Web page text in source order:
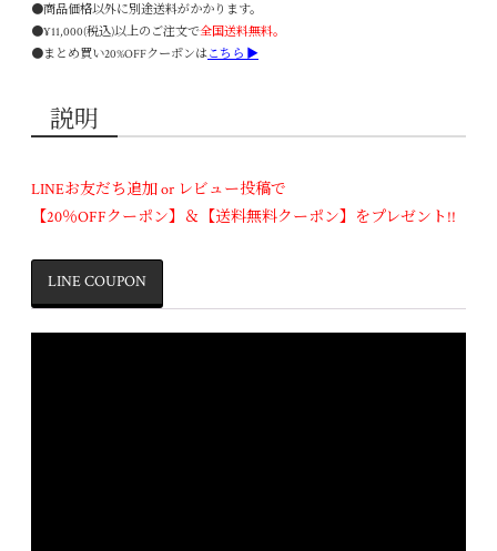
●商品価格以外に別途送料がかかります。
●¥11,000(税込)以上のご注文で全国送料無料。
●まとめ買い20%OFFクーポンはこちら ▶
説明
LINEお友だち追加 or レビュー投稿で
【20％OFFクーポン】＆【送料無料クーポン】をプレゼント!!
LINE COUPON